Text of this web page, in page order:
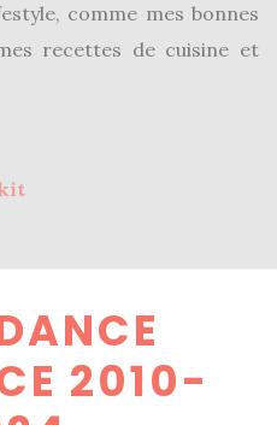
comme mes bonnes
recettes de cuisine et
2010-